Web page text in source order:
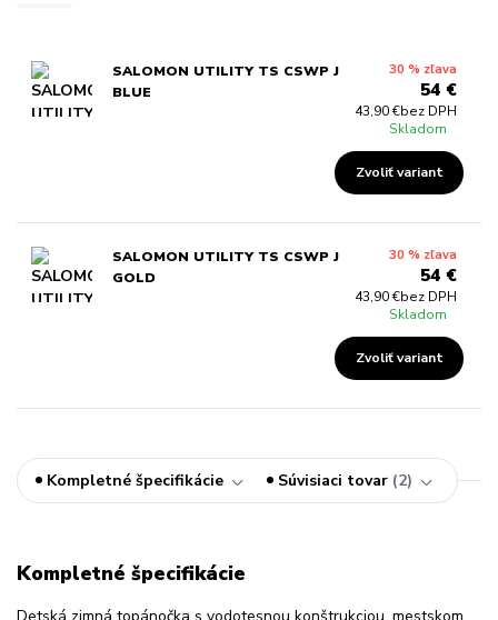
SALOMON UTILITY TS CSWP J
BLUE
30 % zľava
54 €
43,90 €bez DPH
Skladom
Zvoliť variant
SALOMON UTILITY TS CSWP J
GOLD
30 % zľava
54 €
43,90 €bez DPH
Skladom
Zvoliť variant
Kompletné špecifikácie Súvisiaci tovar 2
Kompletné špecifikácie